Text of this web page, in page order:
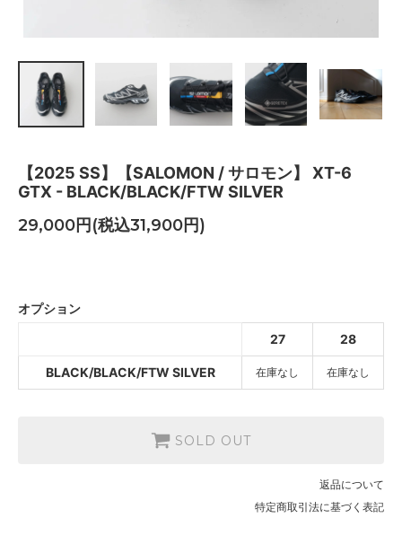
【2025 SS】【SALOMON / サロモン】 XT-6
GTX - BLACK/BLACK/FTW SILVER
29,000円(税込31,900円)
BLACK/BLACK/FTW SILVER
SOLD OUT
オプション
27
28
BLACK/BLACK/FTW SILVER 在庫なし 在庫なし
SOLD OUT
返品について
特定商取引法に基づく表記